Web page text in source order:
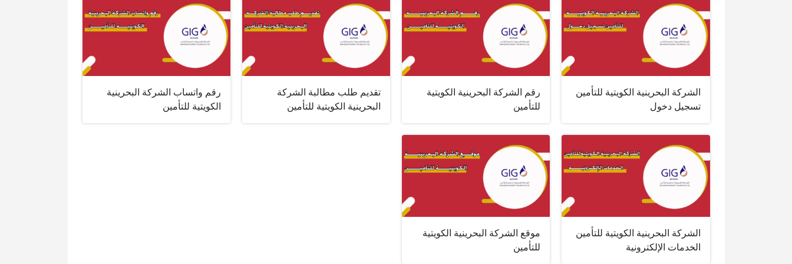
الشركة البحرينية الكويتية للتأمين
تسجيل دخول
رقم الشركة البحرينية الكويتية
للتأمين
تقديم طلب مطالبة الشركة
البحرينية الكويتية للتأمين
رقم واتساب الشركة البحرينية
الكويتية للتأمين
الشركة البحرينية الكويتية للتأمين
الخدمات الإلكترونية
موقع الشركة البحرينية الكويتية
للتأمين